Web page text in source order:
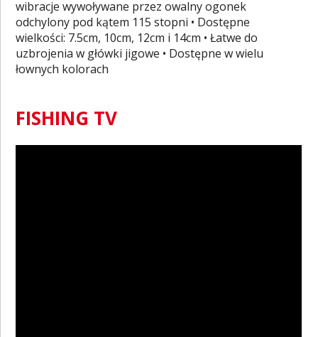
wibracje wywoływane przez owalny ogonek
odchylony pod kątem 115 stopni • Dostępne
wielkości: 7.5cm, 10cm, 12cm i 14cm • Łatwe do
uzbrojenia w główki jigowe • Dostępne w wielu
łownych kolorach
FISHING TV